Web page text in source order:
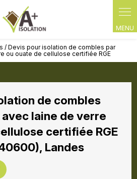
/ Devis pour isolation de combles par
ou ouate de cellulose certifiée RGE
de combles
laine de verre
certifiée RGE
Landes